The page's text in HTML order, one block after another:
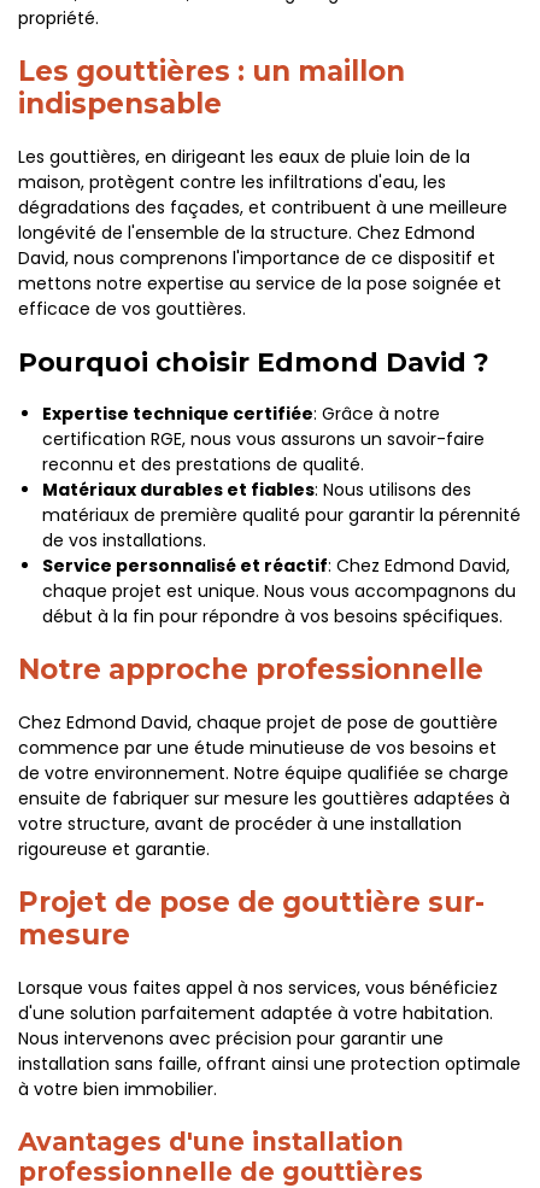
propriété.
Les gouttières : un maillon
indispensable
Les gouttières, en dirigeant les eaux de pluie loin de la
maison, protègent contre les infiltrations d'eau, les
dégradations des façades, et contribuent à une meilleure
longévité de l'ensemble de la structure. Chez Edmond
David, nous comprenons l'importance de ce dispositif et
mettons notre expertise au service de la pose soignée et
efficace de vos gouttières.
Pourquoi choisir Edmond David ?
Expertise technique certifiée: Grâce à notre
certification RGE, nous vous assurons un savoir-faire
reconnu et des prestations de qualité.
Matériaux durables et fiables: Nous utilisons des
matériaux de première qualité pour garantir la pérennité
de vos installations.
Service personnalisé et réactif: Chez Edmond David,
chaque projet est unique. Nous vous accompagnons du
début à la fin pour répondre à vos besoins spécifiques.
Notre approche professionnelle
Chez Edmond David, chaque projet de pose de gouttière
commence par une étude minutieuse de vos besoins et
de votre environnement. Notre équipe qualifiée se charge
ensuite de fabriquer sur mesure les gouttières adaptées à
votre structure, avant de procéder à une installation
rigoureuse et garantie.
Projet de pose de gouttière sur-
mesure
Lorsque vous faites appel à nos services, vous bénéficiez
d'une solution parfaitement adaptée à votre habitation.
Nous intervenons avec précision pour garantir une
installation sans faille, offrant ainsi une protection optimale
à votre bien immobilier.
Avantages d'une installation
professionnelle de gouttières